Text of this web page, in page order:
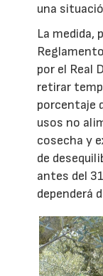
una
La medida,
por el Real
retirar
porcentaje
usos no
cosecha y
de
antes del
dependerá